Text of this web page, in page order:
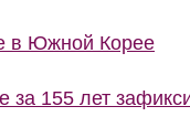
в Южной Корее
за 155 лет